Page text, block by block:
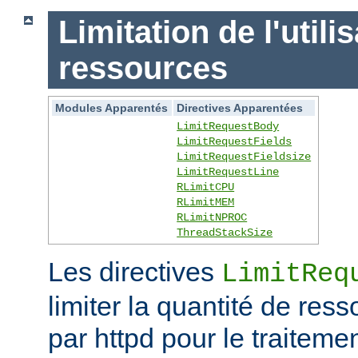
Limitation de
ressources
Modules Apparentés
Directives Apparentées
LimitRequestBody
LimitRequestFields
LimitRequestFieldsize
LimitRequestLine
RLimitCPU
RLimitMEM
RLimitNPROC
ThreadStackSize
Les directives
limiter la quantité de
par httpd pour le